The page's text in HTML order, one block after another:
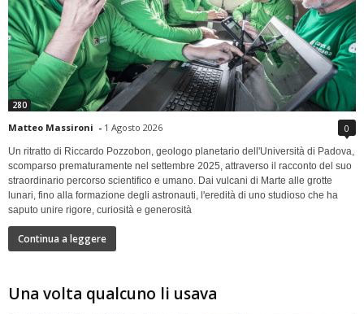
280
Matteo Massironi - 1 Agosto 2026 0
Un ritratto di Riccardo Pozzobon, geologo planetario dell'Università di Padova,
scomparso prematuramente nel settembre 2025, attraverso il racconto del suo
straordinario percorso scientifico e umano. Dai vulcani di Marte alle grotte
lunari, fino alla formazione degli astronauti, l'eredità di uno studioso che ha
saputo unire rigore, curiosità e generosità
Continua a leggere
Una volta qualcuno li usava